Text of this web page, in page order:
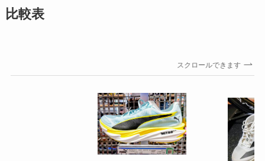
比較表
スクロールできます